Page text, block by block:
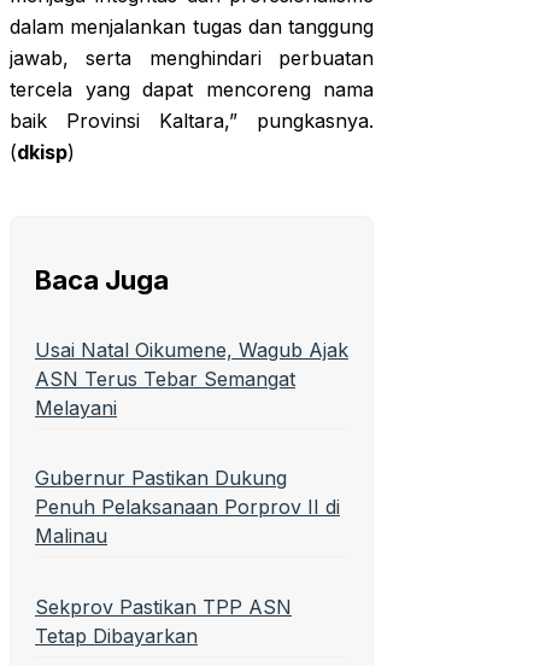
dalam menjalankan tugas dan tanggung
jawab, serta menghindari perbuatan
tercela yang dapat mencoreng nama
baik Provinsi Kaltara,” pungkasnya.
(dkisp)
Baca Juga
Usai Natal Oikumene, Wagub Ajak
ASN Terus Tebar Semangat
Melayani
Gubernur Pastikan Dukung
Penuh Pelaksanaan Porprov II di
Malinau
Sekprov Pastikan TPP ASN
Tetap Dibayarkan